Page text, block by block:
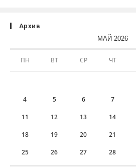
Архив
МАЙ 2026
ПН ВТ СР ЧТ
4 5 6 7
11 12 13 14
18 19 20 21
25 26 27 28